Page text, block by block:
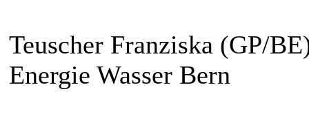
Teuscher Franziska (GP/
Energie Wasser Bern